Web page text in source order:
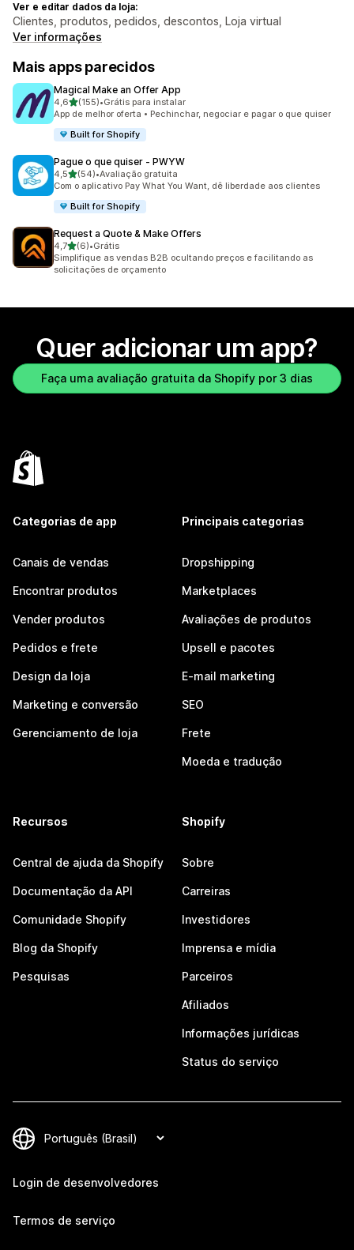
Ver e editar dados da loja:
Clientes, produtos, pedidos, descontos, Loja virtual
Ver informações
Mais apps parecidos
Magical Make an Offer App
4,6de 5 estrelas
(155)
155 avaliações ao todo
•Grátis para instalar
App de melhor oferta • Pechinchar, negociar e pagar o que quiser
Built for Shopify
Pague o que quiser ‑ PWYW
4,5de 5 estrelas
(54)
54 avaliações ao todo
•Avaliação gratuita
Com o aplicativo Pay What You Want, dê liberdade aos clientes
Built for Shopify
Request a Quote & Make Offers
4,7de 5 estrelas
(6)
6 avaliações ao todo
•Grátis
Simplifique as vendas B2B ocultando preços e facilitando as
solicitações de orçamento
Quer adicionar um app?
Faça uma avaliação gratuita da Shopify por 3 dias
Categorias de app
Canais de vendas
Encontrar produtos
Vender produtos
Pedidos e frete
Design da loja
Marketing e conversão
Gerenciamento de loja
Principais categorias
Dropshipping
Marketplaces
Avaliações de produtos
Upsell e pacotes
E-mail marketing
SEO
Frete
Moeda e tradução
Recursos
Central de ajuda da Shopify
Documentação da API
Comunidade Shopify
Blog da Shopify
Pesquisas
Shopify
Sobre
Carreiras
Investidores
Imprensa e mídia
Parceiros
Afiliados
Informações jurídicas
Status do serviço
Login de desenvolvedores
Termos de serviço